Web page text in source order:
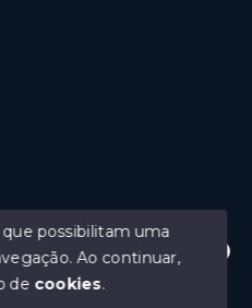
para te ajudar.
Class - Todos os direitos
que possibilitam uma
Ao continuar,
de cookies.